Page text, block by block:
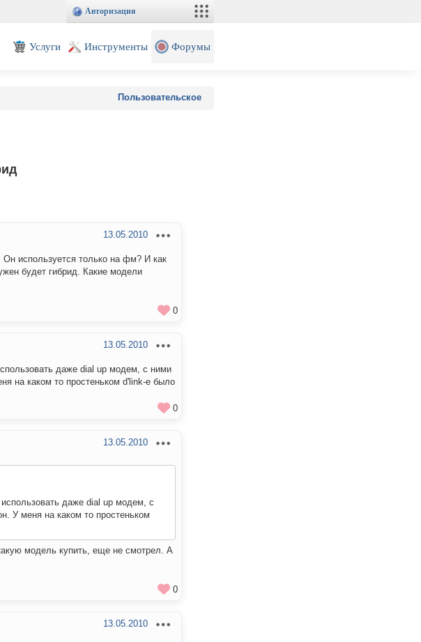
Авторизация
Услуги Инструменты Форумы
Пользовательское
13.05.2010
используется только на фм? И как
будет гибрид. Какие модели
0
13.05.2010
даже dial up модем, с ними
на каком то простеньком d'link-е было
0
13.05.2010
даже dial up модем, с
У меня на каком то простеньком
модель купить, еще не смотрел. А
0
13.05.2010